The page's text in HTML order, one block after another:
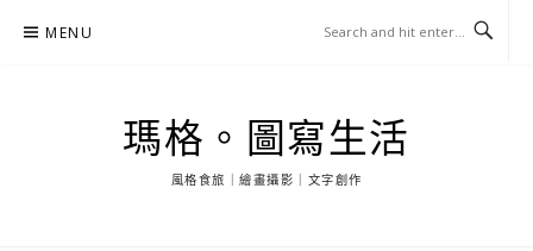
MENU
瑪格。圖寫生活
風格食旅｜繪畫攝影｜文字創作